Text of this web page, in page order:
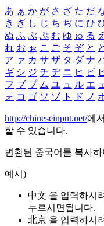
あ ぁ か が さ ざ た だ
き ぎ し じ ち ぢ に ひ
ぬ ふ ぶ ぷ む ゆ ゅ る え
れ お ぉ こ ご そ ぞ と
ア ァ カ サ ザ タ ダ ナ
ギ シ ジ チ ヂ ニ ヒ ビ
フ ブ プ ム ユ ュ ル エ
ォ コ ゴ ソ ゾ ト ド ノ
http://chineseinput.net/에
할 수 있습니다.
변환된 중국어를 복사
예시)
中文 을 입력하시
누르시면됩니다.
北京 을 입력하시